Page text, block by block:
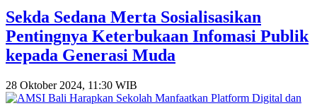
Sekda Sedana Merta Sosialisasikan
Pentingnya Keterbukaan Infomasi Publik
kepada Generasi Muda
28 Oktober 2024, 11:30 WIB